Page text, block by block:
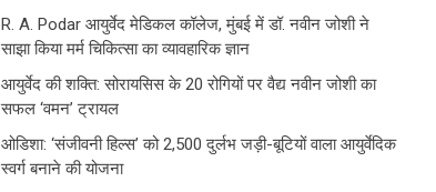
R. A. Podar आयुर्वेद मेडिकल कॉलेज, मुंबई में डॉ. नवीन जोशी ने
साझा किया मर्म चिकित्सा का व्यावहारिक ज्ञान
आयुर्वेद की शक्ति: सोरायसिस के 20 रोगियों पर वैद्य नवीन जोशी का
सफल ‘वमन’ ट्रायल
ओडिशा: ‘संजीवनी हिल्स’ को 2,500 दुर्लभ जड़ी-बूटियों वाला आयुर्वेदिक
स्वर्ग बनाने की योजना